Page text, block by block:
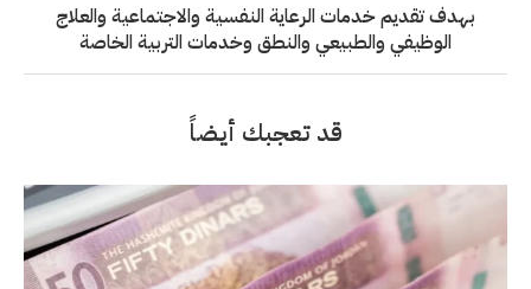
‎بهدف تقديم خدمات الرعاية النفسية والاجتماعية والعلاج
الوظيفي والطبيعي والنطق وخدمات التربية الخاصة
قد تعجبك أيضاً